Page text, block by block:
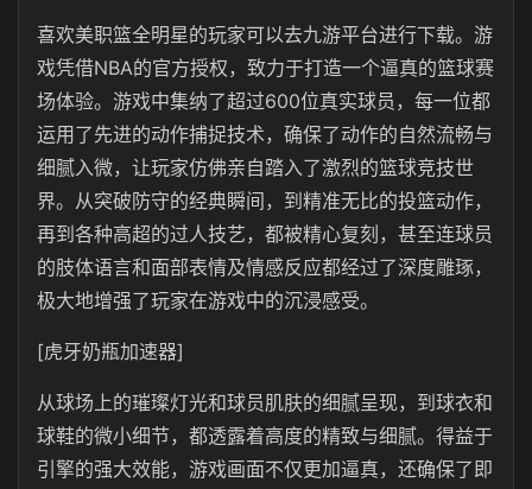
喜欢美职篮全明星的玩家可以去九游平台进行下载。游
戏凭借NBA的官方授权，致力于打造一个逼真的篮球赛
场体验。游戏中集纳了超过600位真实球员，每一位都
运用了先进的动作捕捉技术，确保了动作的自然流畅与
细腻入微，让玩家仿佛亲自踏入了激烈的篮球竞技世
界。从突破防守的经典瞬间，到精准无比的投篮动作，
再到各种高超的过人技艺，都被精心复刻，甚至连球员
的肢体语言和面部表情及情感反应都经过了深度雕琢，
极大地增强了玩家在游戏中的沉浸感受。
[虎牙奶瓶加速器]
从球场上的璀璨灯光和球员肌肤的细腻呈现，到球衣和
球鞋的微小细节，都透露着高度的精致与细腻。得益于
引擎的强大效能，游戏画面不仅更加逼真，还确保了即